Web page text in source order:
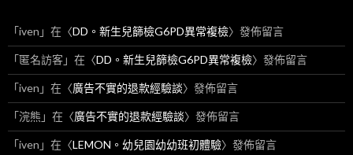
「iven 」在〈DD。新生兒篩檢G6PD異常複檢〉發佈留言
「匿名訪客」在〈DD。新生兒篩檢G6PD異常複檢〉發佈留言
「iven 」在〈廣告不實的退款經驗談〉發佈留言
「浣熊 」在〈廣告不實的退款經驗談〉發佈留言
「iven 」在〈LEMON。幼兒園幼幼班初體驗〉發佈留言